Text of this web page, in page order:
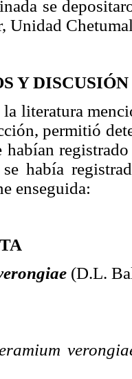
se
Unidad
Y DISCUSIÓN
literatura
permitió
habían
había
enseguida:
(D.L.